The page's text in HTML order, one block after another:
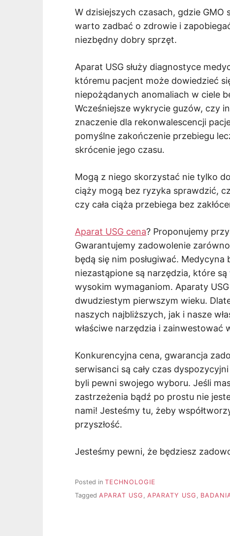
W dzisiejszych czasach, gdzie
warto zadbać o zdrowie i
niezbędny dobry sprzęt.
Aparat USG służy diagnostyce
któremu pacjent może dowiedzieć
niepożądanych anomaliach w ciele
Wcześniejsze wykrycie guzów, czy
znaczenie dla rekonwalescencji
pomyślne zakończenie przebiegu
skrócenie jego czasu.
Mogą z niego skorzystać nie tylko
ciąży mogą bez ryzyka sprawdzić,
czy cała ciąża przebiega bez
Aparat USG cena? Proponujemy
Gwarantujemy zadowolenie
będą się nim posługiwać.
niezastąpione są narzędzia, które
wysokim wymaganiom. Aparaty
dwudziestym pierwszym wieku.
naszych najbliższych, jak i nasze
właściwe narzędzia i zainwestować
Konkurencyjna cena, gwarancja
serwisanci są cały czas
byli pewni swojego wyboru. Jeśli
zastrzeżenia bądź po prostu nie
nami! Jesteśmy tu, żeby
przyszłość.
Jesteśmy pewni, że będziesz
Posted in TECHNOLOGIE
Tagged APARAT USG APARATY USG